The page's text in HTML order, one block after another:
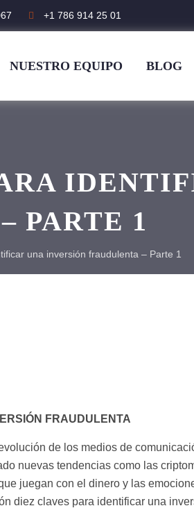
+1 786 914 25 01
NUESTRO EQUIPO BLOG
PARTE 1
una inversión fraudulenta – Parte 1
FRAUDULENTA
de los medios de
nuevas tendencias como las
juegan con el dinero y las
diez claves para identificar una